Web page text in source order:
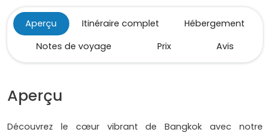
Aperçu Itinéraire complet
Hébergement
Notes de voyage
Prix Avis
Aperçu
Découvrez le cœur vibrant de Bangkok avec notre